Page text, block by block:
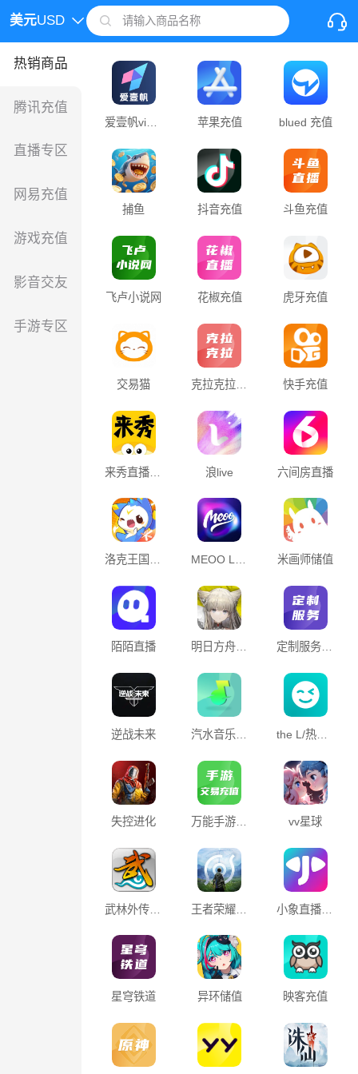
美元USD 请输入商品名称
热销商品
腾讯充值
直播专区
网易充值
游戏充值
影音交友
手游专区
苹果充值 blued 充值
捕鱼 抖音充值 斗鱼充值
飞卢小说网 花椒充值 虎牙充值
交易猫 克拉克拉 （充值） 快手充值
浪live 六间房直播
米画师储值
陌陌直播 明日方舟-终末地 定制服务10元起售(国内直播/游戏充值等服务)
逆战未来 汽水音乐会员
失控进化 万能手游交易 vv星球
王者荣耀世界
星穹铁道 异环储值 映客充值